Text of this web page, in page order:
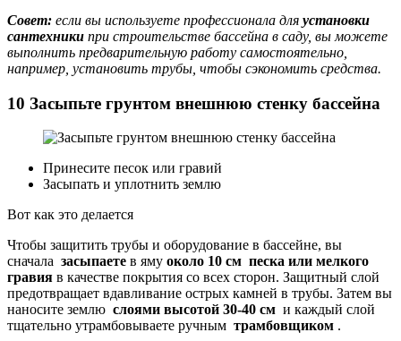
Совет: если вы используете профессионала для установки
сантехники при строительстве бассейна в саду, вы можете
выполнить предварительную работу самостоятельно,
например, установить трубы, чтобы сэкономить средства.
10 Засыпьте грунтом внешнюю стенку бассейна
Принесите песок или гравий
Засыпать и уплотнить землю
Вот как это делается
Чтобы защитить трубы и оборудование в бассейне, вы
сначала засыпаете в яму около 10 см песка или мелкого
гравия в качестве покрытия со всех сторон. Защитный слой
предотвращает вдавливание острых камней в трубы. Затем вы
наносите землю слоями высотой 30-40 см и каждый слой
тщательно утрамбовываете ручным трамбовщиком .